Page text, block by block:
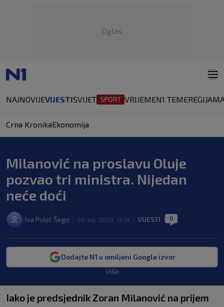
Oglas
NAJNOVIJEVIJESTISVIJET VRIJEMEN1 TEMEREGIJA
Crna KronikaEkonomija
Milanović na proslavu Oluje
pozvao tri ministra. Nijedan
neće doći
Iva Puljić Šego 02. kol. 2023. 17:14 VIJESTI 0
Dodajte N1 u omiljeni Google izvor
Više
Iako je predsjednik Zoran Milanović na prijem